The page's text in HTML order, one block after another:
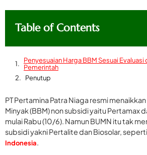
Table of Contents
Penyesuaian Harga BBM Sesuai Evaluasi
Pemerintah
Penutup
PT Pertamina Patra Niaga resmi
Minyak (BBM) non subsidi yaitu Pertamax
mulai Rabu (10/6). Namun BUMN itu tak
subsidi yakni Pertalite dan Biosolar,
Indonesia.